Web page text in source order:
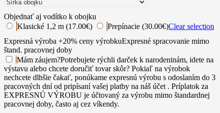
Objednať aj vodítko k obojku
Klasické 1,2 m (17.00€)
Prepínacie (30.00€)Clear selection
Expresná výroba +20% ceny výrobkuExpresné spracovanie mimo
štand. pracovnej doby
Mám záujem?Potrebujete rýchli darček k narodeninám, idete na
výstavu alebo chcete doručiť tovar skôr? Pokiaľ na výrobok
nechcete dlhšie čakať, ponúkame expresnú výrobu s odoslaním do 3
pracovných dní od pripísaní vašej platby na náš účet . Príplatok za
EXPRESNÚ VÝROBU je účtovaný za výrobu mimo štandardnej
pracovnej doby, často aj cez víkendy.